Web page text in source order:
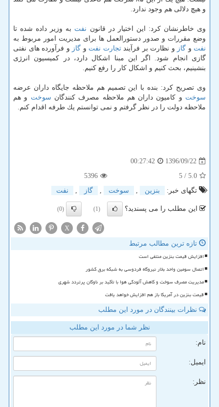
و هیچ دلالی هم وجود ندارد.
وی خاطرنشان كرد: این اختیار در قانون نفت به وزیر داده شده تا
وضع مقررات و صدور دستورالعمل ها برای مدیریت امور مربوط به
نفت و گاز و نظارت بر فرآیندتجارت نفت و گاز و فرآورده های نفتی
گازی انجام شود. اگر این مبنا اشكال دارد، در كمیسیون انرژی
بنشینیم، بحث كنیم و اشكال كار را رفع كنیم.
وی تصریح كرد: بنده با این تصمیم هم ملاحظه جایگاه داران عرضه
سوخت و كامیون داران هم ملاحظه مصرف كنندگان سوخت و هم
ملاحظه دولت را در نظر گرفتم و نمی توانستم یك طرفه اقدام كنم.
1396/09/22
00:27:42
5.0
/ 5
5396
تگهای خبر:
بنزین , سوخت , گاز , نفت
این مطلب را می پسندید؟ (1)
(0)
X
تازه ترین مطالب مرتبط
افزایش قیمت بنزین منتفی است
اتصال سومین واحد بخار نیروگاه فردوسی به شبکه برق کشور
مدیریت مصرف سوخت و کاهش آلودگی هوا با تأکید بر ناوگان پرتردد شهری
قیمت بنزین در آمریکا باز هم افزایش خواهد یافت
نظرات بینندگان در مورد این مطلب
نظر شما در مورد این مطلب
نام:
ایمیل:
نظر: